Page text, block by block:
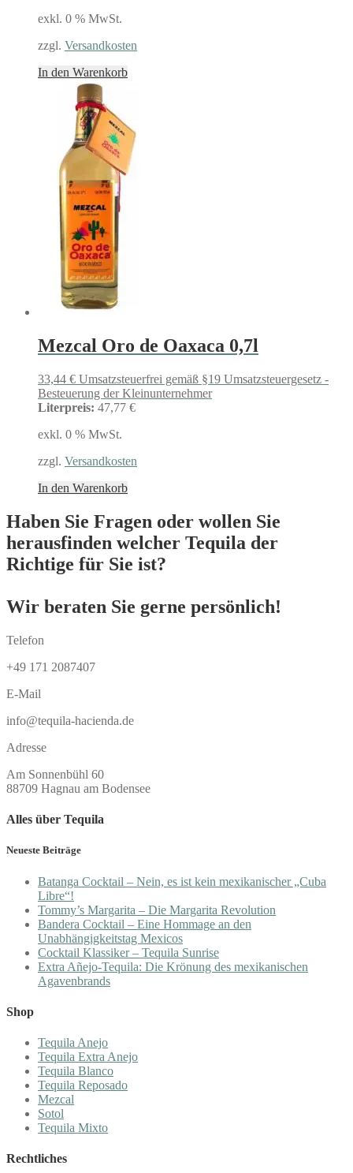
exkl. 0 % MwSt.
zzgl. Versandkosten
In den Warenkorb
Mezcal Oro de Oaxaca 0,7l
33,44 € Umsatzsteuerfrei gemäß §19 Umsatzsteuergesetz -
Besteuerung der Kleinunternehmer
Literpreis: 47,77 €
exkl. 0 % MwSt.
zzgl. Versandkosten
In den Warenkorb
Haben Sie Fragen oder wollen Sie
herausfinden welcher Tequila der
Richtige für Sie ist?
Wir beraten Sie gerne persönlich!
Telefon
+49 171 2087407
E-Mail
info@tequila-hacienda.de
Adresse
Am Sonnenbühl 60
88709 Hagnau am Bodensee
Alles über Tequila
Neueste Beiträge
Batanga Cocktail – Nein, es ist kein mexikanischer „Cuba
Libre“!
Tommy’s Margarita – Die Margarita Revolution
Bandera Cocktail – Eine Hommage an den
Unabhängigkeitstag Mexicos
Cocktail Klassiker – Tequila Sunrise
Extra Añejo-Tequila: Die Krönung des mexikanischen
Agavenbrands
Shop
Tequila Anejo
Tequila Extra Anejo
Tequila Blanco
Tequila Reposado
Mezcal
Sotol
Tequila Mixto
Rechtliches